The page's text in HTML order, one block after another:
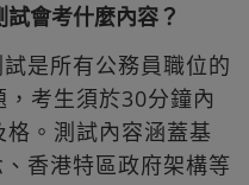
會考什麼內容？
是所有公務員職位的
考生須於30分鐘內
。測試內容涵蓋基
香港特區政府架構等